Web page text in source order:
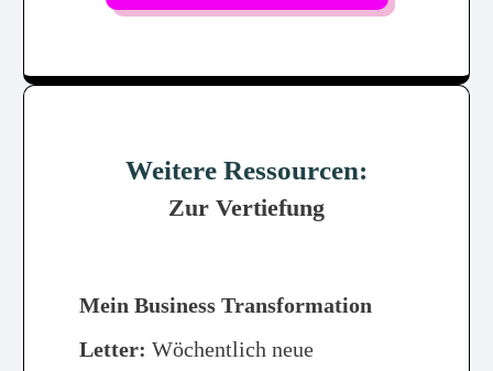
Weitere Ressourcen:
Zur Vertiefung
Mein Business Transformation
Letter: Wöchentlich neue